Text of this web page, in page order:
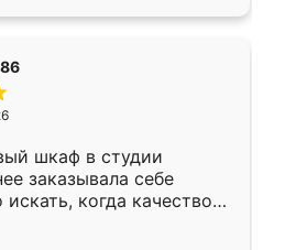
шкаф в студии
заказывала себе
когда качеством
кухня уже почти
нет.